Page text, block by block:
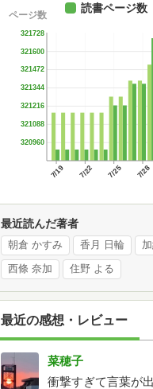
7/19 7/22 7/25 7/28
320960
321088
321216
321344
321472
321600
321728
ページ数
読書ページ数
最近読んだ著者
朝倉 かすみ 香月 日輪
西條 奈加 住野 よる
最近の感想・レビュー
菜穂子
衝撃すぎて言葉が